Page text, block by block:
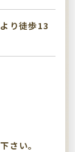
り徒歩13
さい。